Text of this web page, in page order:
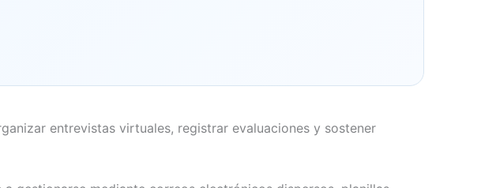
entrevistas virtuales, registrar evaluaciones y sostener